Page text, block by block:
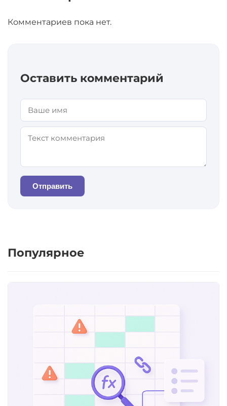
Комментариев пока нет.
Оставить комментарий
Отправить
Популярное